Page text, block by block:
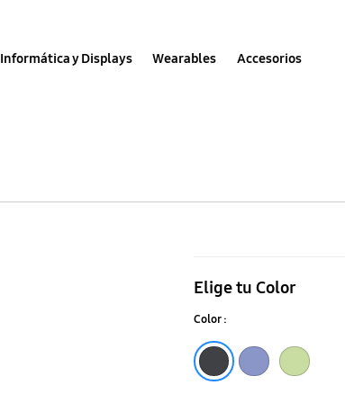
Informática y Displays Wearables Accesorios
5G
Smart
View
Elige tu Color
Color :